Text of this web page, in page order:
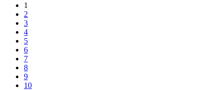
1
2
3
4
5
6
7
8
9
10